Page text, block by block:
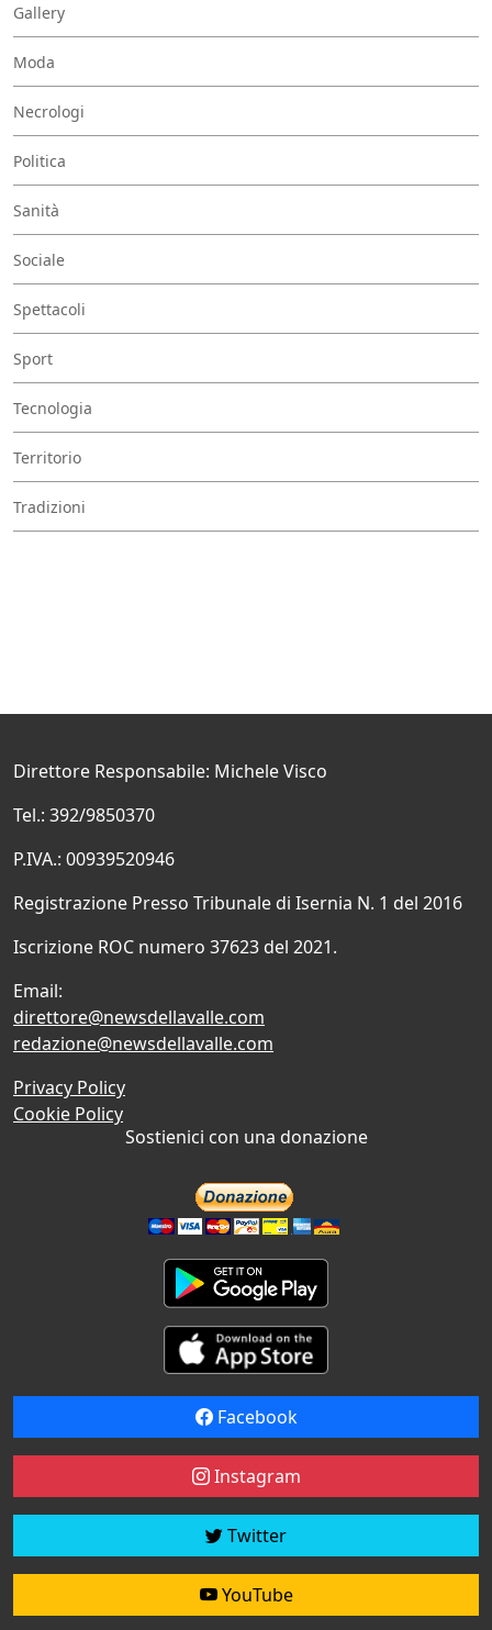
Gallery
Moda
Necrologi
Politica
Sanità
Sociale
Spettacoli
Sport
Tecnologia
Territorio
Tradizioni
Direttore Responsabile: Michele Visco
Tel.: 392/9850370
P.IVA.: 00939520946
Registrazione Presso Tribunale di Isernia N. 1 del 2016
Iscrizione ROC numero 37623 del 2021.
Email:
direttore@newsdellavalle.com
redazione@newsdellavalle.com
Privacy Policy
Cookie Policy
Sostienici con una donazione
Facebook
Instagram
Twitter
YouTube